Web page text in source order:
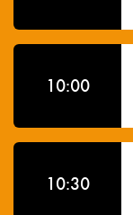
10:00
10:30